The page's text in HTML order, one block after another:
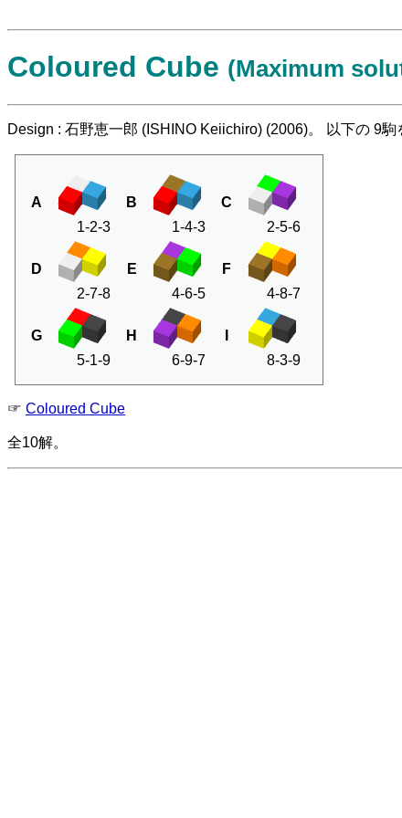
Coloured Cube (Maximum
Design : 石野恵一郎 (ISHINO Keiichiro) (2006)。 以下の 9
A
1-2-3
B
1-4-3
C
2-5-6
D
2-7-8
E
4-6-5
F
4-8-7
G
5-1-9
H
6-9-7
8-3-9
☞ Coloured Cube
全10解。